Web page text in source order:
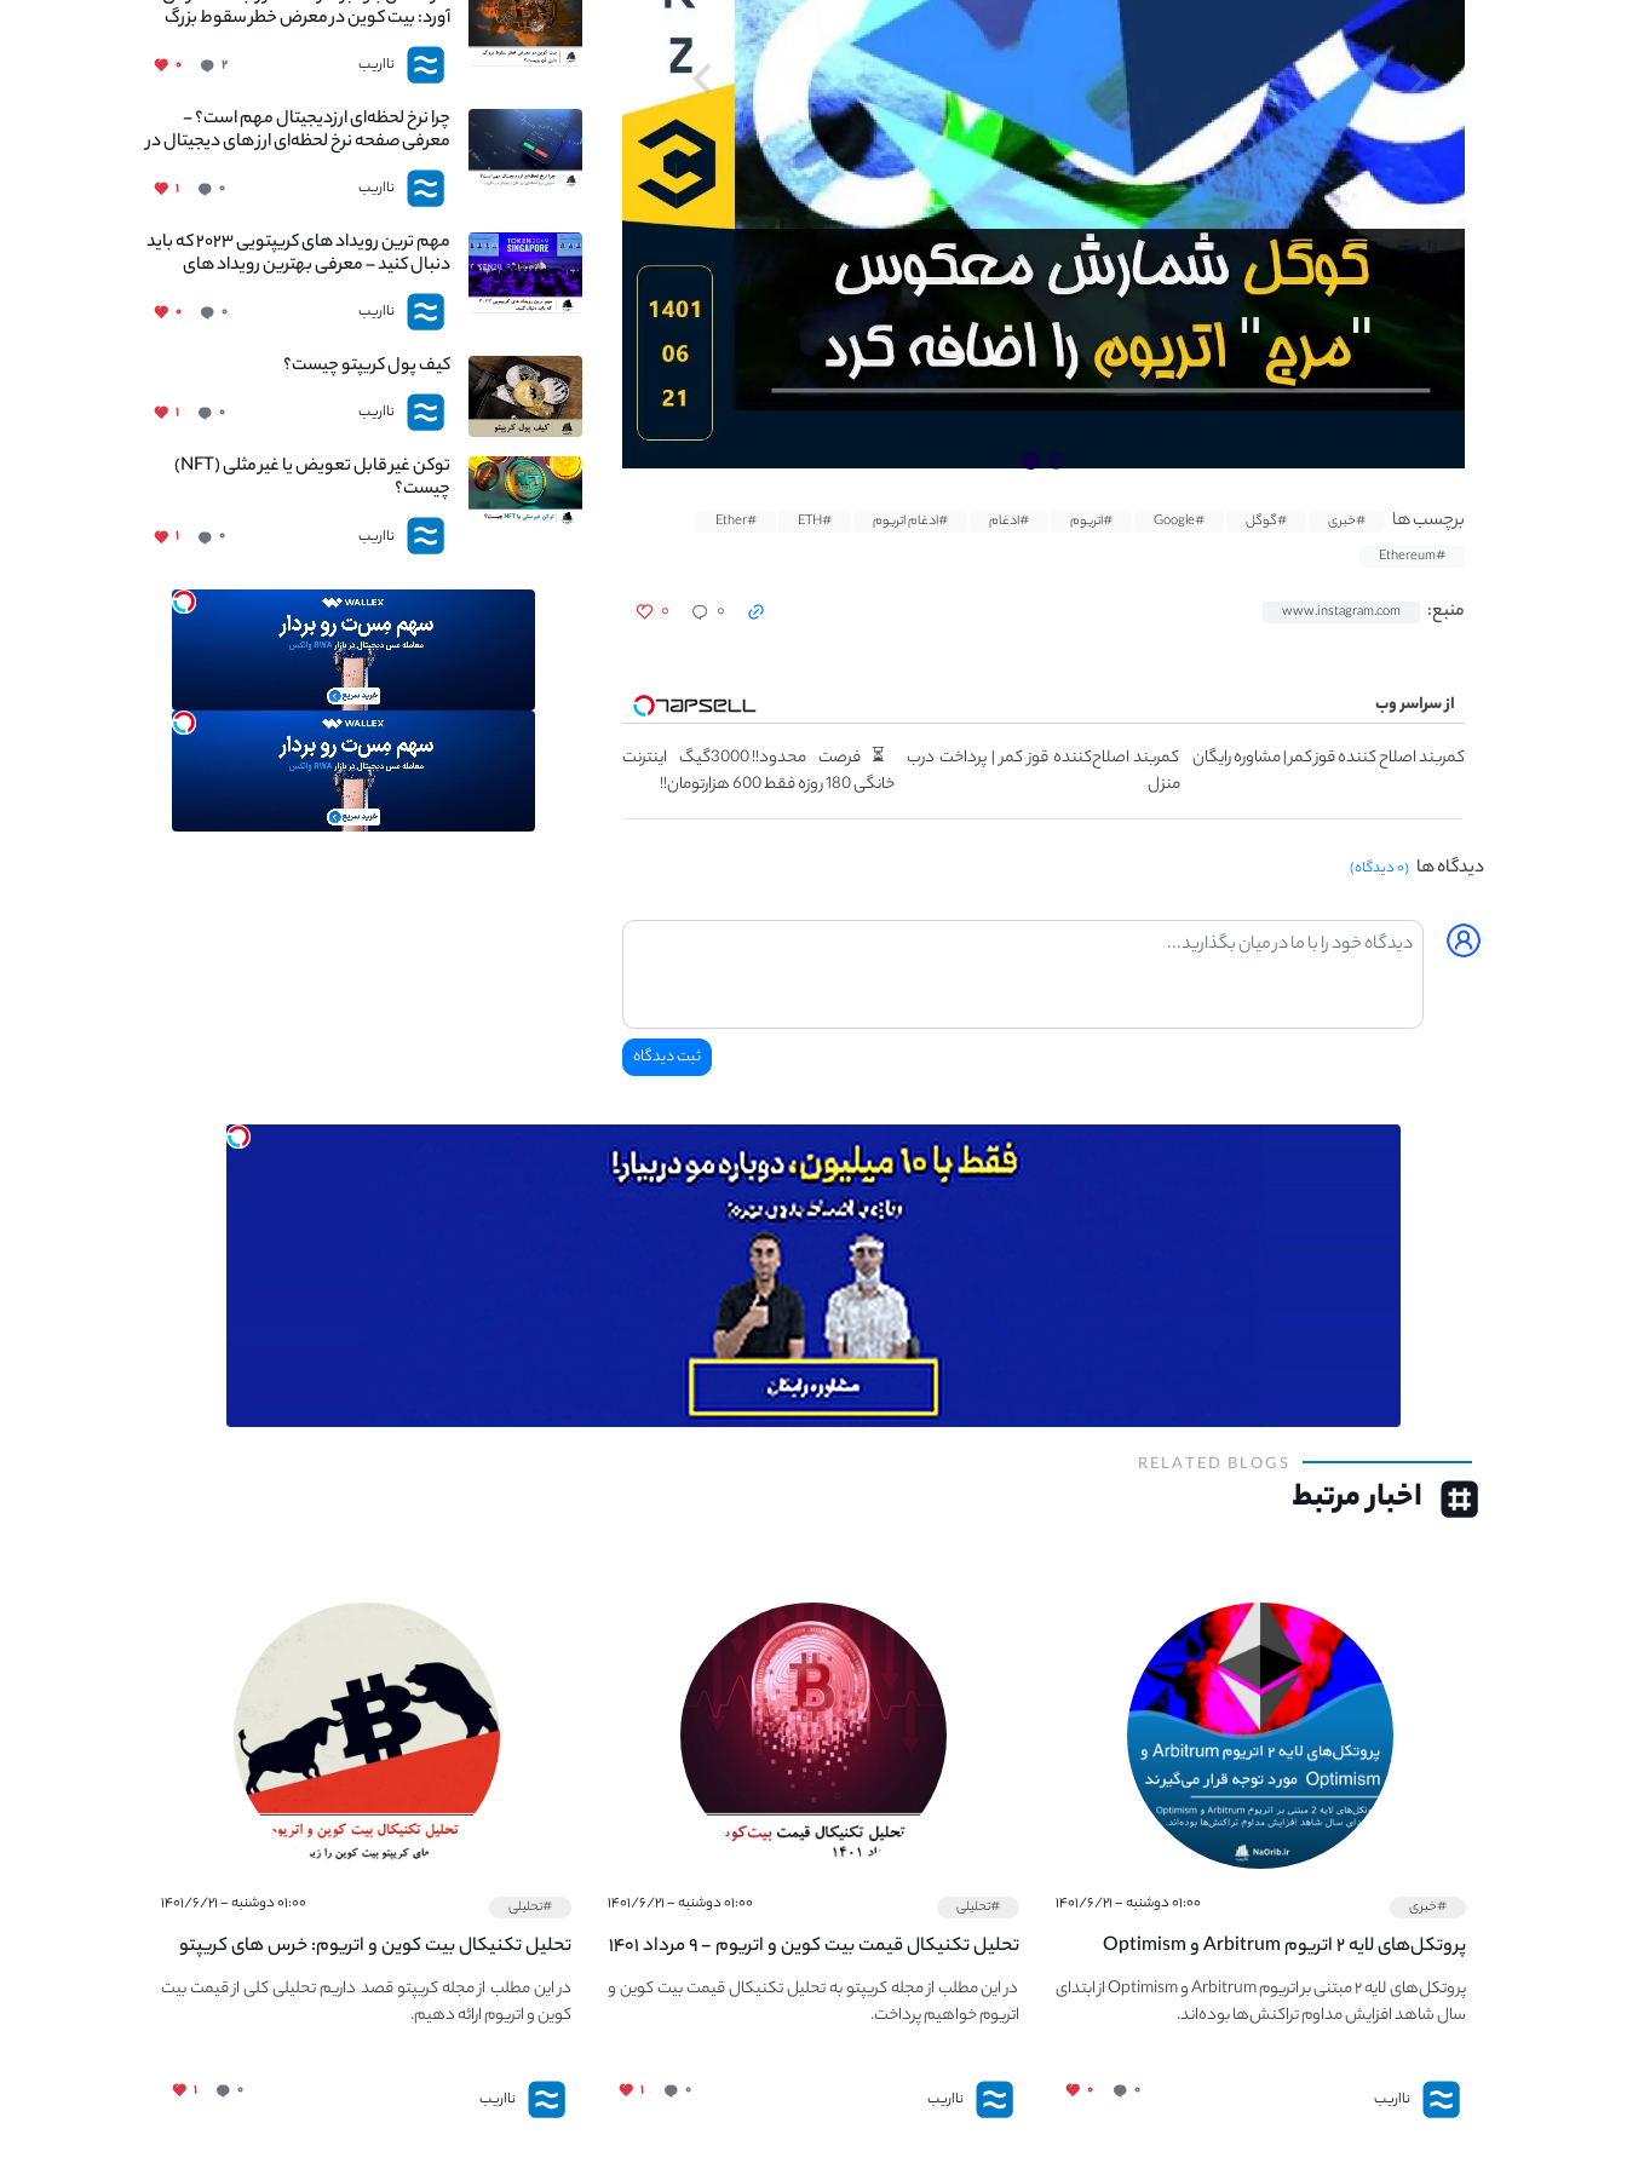
برچسب ها #خبری #گوگل #Google #اتریوم #ادغام #ادغام اتریوم #ETH
#Ether
#Ethereum
منبع: www.instagram.com ۰ ۰
از سراسر وب
کمربند اصلاح کننده قوز کمر | مشاوره رایگان کمربند اصلاح‌کننده قوز کمر | پرداخت درب
منزل
⏳فرصت محدود!! 3000گیگ اینترنت
خانگی 180 روزه فقط 600 هزارتومان!!
دیدگاه ها (۰ دیدگاه)
آورد: بیت کوین در معرض خطر سقوط بزرگ
است - دلیل آن چیست؟
نااریب ۲ ۰
چرا نرخ لحظه‌ای ارزدیجیتال مهم است؟ -
معرفی صفحه نرخ لحظه‌ای ارز های دیجیتال در
نااریب
نااریب ۰ ۱
مهم ترین رویداد های کریپتویی ۲۰۲۳ که باید
دنبال کنید – معرفی بهترین رویداد های
جهانی
نااریب ۰ ۰
کیف پول کریپتو چیست؟
نااریب ۰ ۱
توکن غیر قابل تعویض یا غیر مثلی (NFT)
چیست؟
نااریب ۰ ۱
RELATED BLOGS
اخبار مرتبط
#خبری ۰۱:۰۰ دوشنبه - ۱۴۰۱/۶/۲۱
پروتکل‌های لایه ۲ اتریوم Arbitrum و Optimism
همچنان مورد توجه قرار می‌گیرند.
پروتکل‌های لایه ۲ مبتنی بر اتریوم Arbitrum و Optimism از ابتدای
سال شاهد افزایش مداوم تراکنش‌ها بوده‌اند.
نااریب ۰ ۰
#تحلیلی ۰۱:۰۰ دوشنبه - ۱۴۰۱/۶/۲۱
تحلیل تکنیکال قیمت بیت کوین و اتریوم - ۹ مرداد ۱۴۰۱
در این مطلب از مجله کریپتو به تحلیل تکنیکال قیمت بیت کوین و
اتریوم خواهیم پرداخت.
نااریب ۰ ۱
#تحلیلی ۰۱:۰۰ دوشنبه - ۱۴۰۱/۶/۲۱
تحلیل تکنیکال بیت کوین و اتریوم: خرس های کریپتو
بیت کوین را زیر ۳۰ هزار دلار نگه می‌دارند.
در این مطلب از مجله کریپتو قصد داریم تحلیلی کلی از قیمت بیت
کوین و اتریوم ارائه دهیم.
نااریب ۰ ۱